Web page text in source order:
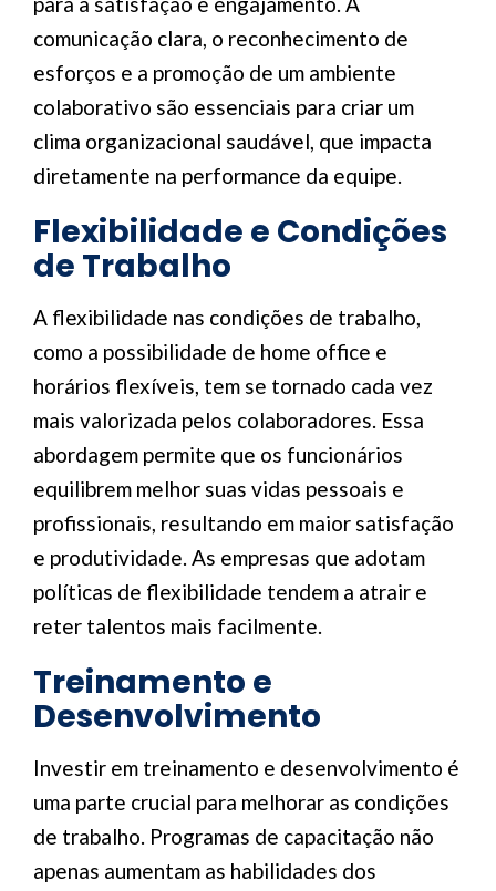
comunicação clara, o reconhecimento de
esforços e a promoção de um ambiente
colaborativo são essenciais para criar um
clima organizacional saudável, que impacta
diretamente na performance da equipe.
Flexibilidade e Condições
de Trabalho
A flexibilidade nas condições de trabalho,
como a possibilidade de home office e
horários flexíveis, tem se tornado cada vez
mais valorizada pelos colaboradores. Essa
abordagem permite que os funcionários
equilibrem melhor suas vidas pessoais e
profissionais, resultando em maior satisfação
e produtividade. As empresas que adotam
políticas de flexibilidade tendem a atrair e
reter talentos mais facilmente.
Treinamento e
Desenvolvimento
Investir em treinamento e desenvolvimento é
uma parte crucial para melhorar as condições
de trabalho. Programas de capacitação não
apenas aumentam as habilidades dos